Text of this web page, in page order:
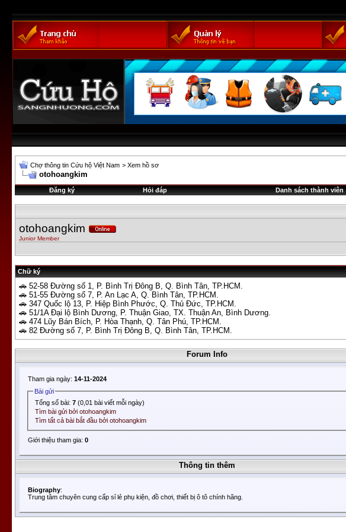
Chợ thông tin Cứu hộ Việt Nam > Xem hồ sơ
otohoangkim
Đăng ký Hỏi đáp Danh sách thành viên
otohoangkim
Junior Member
Chữ ký
🚗 52-58 Đường số 1, P. Bình Trị Đông B, Q. Bình Tân, TP.HCM.
🚗 51-55 Đường số 7, P. An Lạc A, Q. Bình Tân, TP.HCM.
🚗 347 Quốc lộ 13, P. Hiệp Bình Phước, Q. Thủ Đức, TP.HCM.
🚗 51/1A Đại lộ Bình Dương, P. Thuận Giao, TX. Thuận An, Bình Dương.
🚗 474 Lũy Bán Bích, P. Hòa Thạnh, Q. Tân Phú, TP.HCM.
🚗 82 Đường số 7, P. Bình Trị Đông B, Q. Bình Tân, TP.HCM.
Forum Info
Tham gia ngày: 14-11-2024
Bài gửi
Tổng số bài:7 (0,01 bài viết mỗi ngày)
Tìm bài gửi bởi otohoangkim
Tìm tất cả bài bắt đầu bởi otohoangkim
Giới thiệu tham gia: 0
Thông tin thêm
Biography:
Trung tâm chuyên cung cấp sỉ lẻ phụ kiện, đồ chơi, thiết bị ô tô chính hãng.